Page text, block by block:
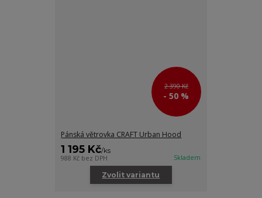
2 390 Kč
- 50 %
Pánská větrovka CRAFT Urban Hood
1 195 Kč/ks
988 Kč bez DPH Skladem
Zvolit variantu